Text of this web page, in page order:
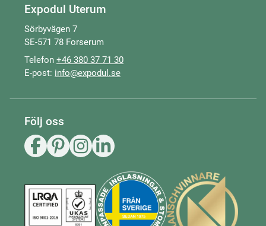
Expodul Uterum
Sörbyvägen 7
SE-571 78 Forserum
Telefon +46 380 37 71 30
E-post: info@expodul.se
Följ oss